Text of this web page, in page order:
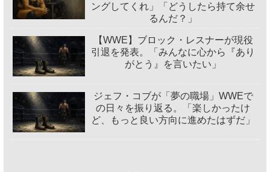
ングしてくれ」「どうしたら持て余せ
るんだ？」
【WWE】ブロック・レスナーが現役
引退を発表。「みんなに心から『あり
がとう』を言いたい」
ジェフ・コブが「夢の職場」WWEで
の日々を振り返る。「楽しかったけ
ど、もっと良い方向に進めたはずだ」